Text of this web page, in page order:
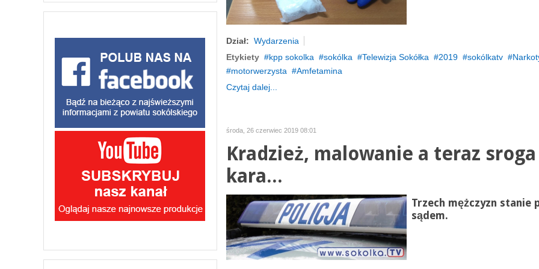
Dział: Wydarzenia
Etykiety
kpp sokolka sokólka Telewizja Sokółka 2019 sokólkatv
motorwerzysta
Amfetamina
Czytaj dalej...
środa, 26 czerwiec 2019 08:01
Kradzież, malowanie a teraz sroga
kara...
Trzech mężczyzn stanie
sądem.